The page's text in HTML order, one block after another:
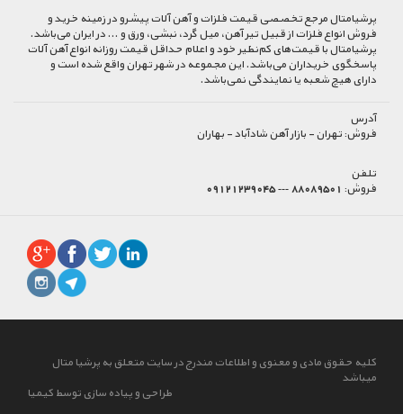
پرشیا‌متال مرجع تخصصی قیمت فلزات و آهن آلات پیشرو در زمینه خرید و
فروش انواع فلزات از قبیل تیر آهن، میل گرد، نبشی، ورق و ... در ایران می‌باشد.
پرشیامتال با قیمت‌های کم‌نظیر خود و اعلام حداقل قیمت روزانه انواع آهن آلات
پاسخگوی خریداران می‌باشد. این مجموعه در شهر تهران واقع شده است و
دارای هیچ شعبه یا نمایندگی نمی‌باشد.
آدرس
فروش:تهران - بازار آهن شادآباد - بهاران
تلفن
فروش: 88089501 --- 09121239045
کلیه حقوق مادی و معنوی و اطلاعات مندرج در سایت متعلق به پرشیا متال
میباشد
طراحی و پیاده سازی توسط کیمیا